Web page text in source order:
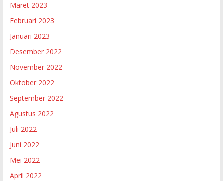
Maret 2023
Februari 2023
Januari 2023
Desember 2022
November 2022
Oktober 2022
September 2022
Agustus 2022
Juli 2022
Juni 2022
Mei 2022
April 2022